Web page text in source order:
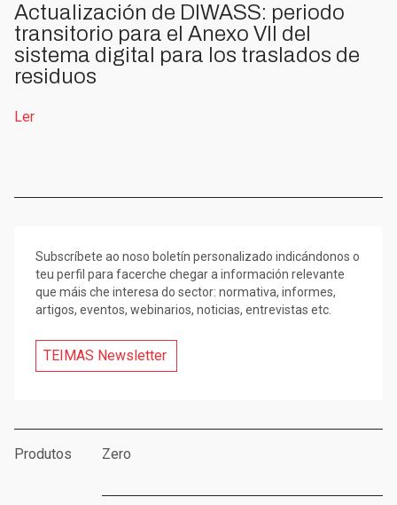
Actualización de DIWASS: periodo
transitorio para el Anexo VII del
sistema digital para los traslados de
residuos
Ler
Subscríbete ao noso boletín personalizado indicándonos o
teu perfil para facerche chegar a información relevante
que máis che interesa do sector: normativa, informes,
artigos, eventos, webinarios, noticias, entrevistas etc.
TEIMAS Newsletter
Produtos Zero